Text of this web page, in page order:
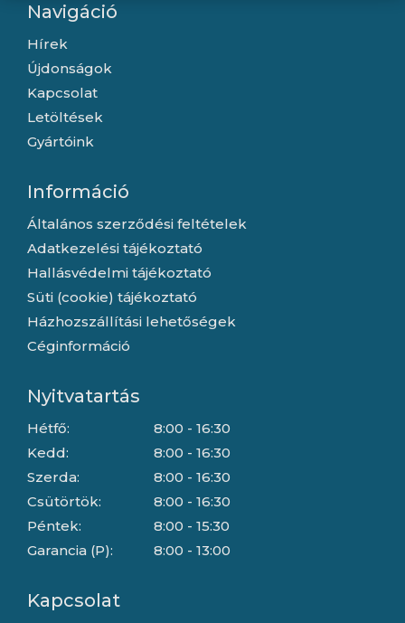
Navigáció
Hírek
Újdonságok
Kapcsolat
Letöltések
Gyártóink
Információ
Általános szerződési feltételek
Adatkezelési tájékoztató
Hallásvédelmi tájékoztató
Süti (cookie) tájékoztató
Házhozszállítási lehetőségek
Céginformáció
Nyitvatartás
Hétfő:
Kedd:
Szerda:
Csütörtök:
Péntek:
Garancia (P):
8:00 - 16:30
8:00 - 16:30
8:00 - 16:30
8:00 - 16:30
8:00 - 15:30
8:00 - 13:00
Kapcsolat